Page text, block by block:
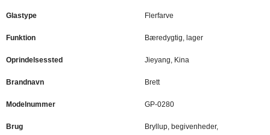
Glastype Flerfarve
Funktion Bæredygtig, lager
Oprindelsessted Jieyang, Kina
Brandnavn Brett
Modelnummer GP-0280
Brug
Bryllup, begivenheder,